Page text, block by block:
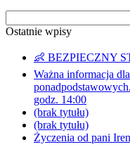
Ostatnie wpisy
👶 BEZPIECZNY
Ważna informacja
godz. 14:00
(brak tytułu)
(brak tytułu)
Życzenia od pani